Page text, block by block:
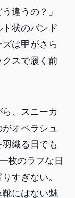
違うの？」
状のバンド
は甲がさら
スで履く前
、スニーカ
オペラシュ
織る日でも
枚のラフな日
すぎない。
にはない魅